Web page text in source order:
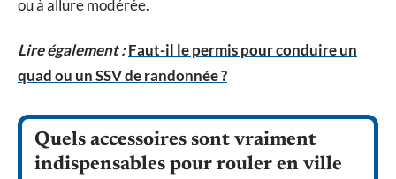
ou à allure modérée.
Lire également :Faut-il le permis pour conduire un
quad ou un SSV de randonnée ?
Quels accessoires sont vraiment
indispensables pour rouler en ville